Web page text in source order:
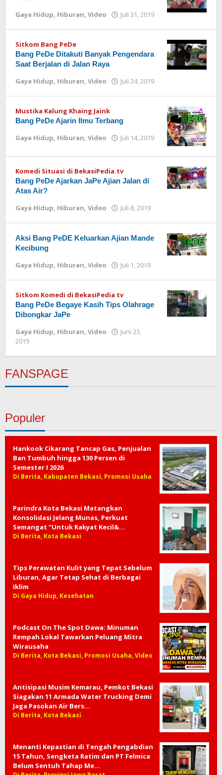
Gaya Hidup, Hiburan, Video Juli 31, 2019
oleh
Sitkom Bang PeDe
Bang PeDe Ditakuti Banyak Pengendara
Saat Berjalan di Jalan Raya
Gaya Hidup, Hiburan, Video Juli 24, 2019
Mustika Kalung Khaing Jaink
Bang PeDe Ajarin Ilmu Terbang
Gaya Hidup, Hiburan, Video Juli 14, 2019
oleh
Redaksi
Komedi Situasi di BekasiPedia.tv
Bang PeDe Ajarkan JaPe Ajian Jalan di
Atas Air?
Gaya Hidup, Hiburan, Video Juli 8, 2019
Aksi Bang PeDE Keluarkan Ajian Mande
Kecibung
Gaya Hidup, Hiburan, Video Juli 1, 2019
Sitkom Komedi di BekasiPedia tv
Bang PeDe Begaye Kasih Tips Olahrage
Dibongkar JaPe
Gaya Hidup, Hiburan, Video
Juni 23,
2019
FANSPAGE
Populer
Hankook Cikarang Tancap Gas, Penjualan
Ban Tumbuh hingga 130 Persen di
Semester I 2026
Di Berita, Kabupaten Bekasi, Promosi Usaha
Parindra Kota Bekasi Matangkan
Konsolidasi Jelang Munas, Perkuat
Semangat “Untuk Rakyat Kecil&…
Di Berita, Kota Bekasi
Tips Perawatan Kulit yang Tepat Sebelum
Liburan, Agar Tetap Sehat di Berbagai
Iklim
Di Gaya Hidup, Kesehatan
Podcast On The Spot Dawa: Minuman
Rempah Lokal Tawarkan Peluang Mitra
Wirausaha
Di Berita, Kota Bekasi, Promosi Usaha, Video
Antisipasi Musim Kemarau, Pemkot Bekasi
Siagakan 11 Armada Water Trucking Demi
Jaga Pasokan Air Bers…
Di Berita, Kota Bekasi
Menanti Kepastian di Tengah Pengabdian
15 Tahun, Sengketa Ratim dan PT Felmica
Belum Sentuh Tahap Me…